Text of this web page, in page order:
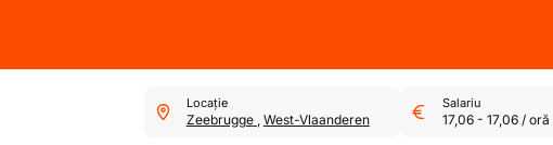
Locație
Zeebrugge , West-Vlaanderen
Salariu
17,06- 17,06/ oră